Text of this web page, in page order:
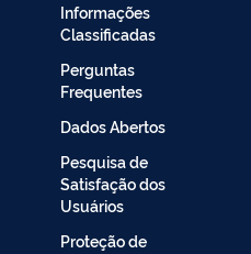
Informações
Classificadas
Perguntas
Frequentes
Dados Abertos
Pesquisa de
Satisfação dos
Usuários
Proteção de